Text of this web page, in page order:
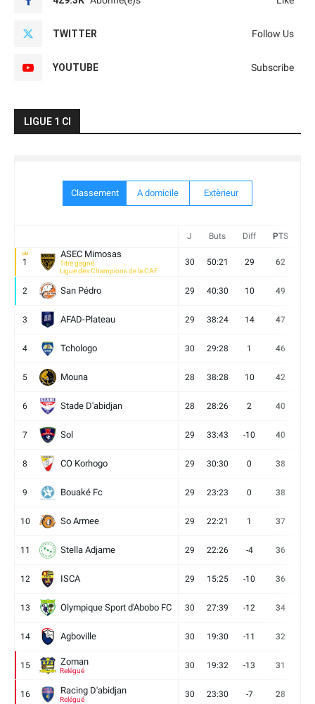
TWITTER Follow Us
YOUTUBE Subscribe
LIGUE 1 CI
Classement A domicile Extèrieur
J Buts Diff PTS
1
ASEC Mimosas
Titre gagné
Ligue des Champions de la CAF
30 50:21 29 62
2 San Pédro 29 40:30 10 49
3 AFAD-Plateau 29 38:24 14 47
4 Tchologo 30 29:28 1 46
5 Mouna 28 38:28 10 42
6 Stade D'abidjan 28 28:26 2 40
7 Sol 29 33:43 -10 40
8 CO Korhogo 29 30:30 0 38
9 Bouaké Fc 29 23:23 0 38
10 So Armee 29 22:21 1 37
11 Stella Adjame 29 22:26 -4 36
12 ISCA 29 15:25 -10 36
13 Olympique Sport d'Abobo FC 30 27:39 -12 34
14 Agboville 30 19:30 -11 32
15 Zoman
Relégué
30 19:32 -13 31
16 Racing D'abidjan
Relégué
30 23:30 -7 28